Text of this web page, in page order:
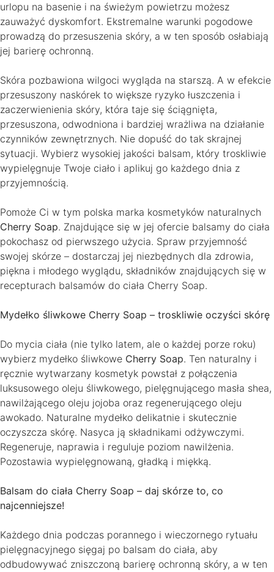
urlopu na basenie i na świeżym powietrzu możesz
zauważyć dyskomfort. Ekstremalne warunki pogodowe
prowadzą do przesuszenia skóry, a w ten sposób osłabiają
jej barierę ochronną.
Skóra pozbawiona wilgoci wygląda na starszą. A w efekcie
przesuszony naskórek to większe ryzyko łuszczenia i
zaczerwienienia skóry, która taje się ściągnięta,
przesuszona, odwodniona i bardziej wrażliwa na działanie
czynników zewnętrznych. Nie dopuść do tak skrajnej
sytuacji. Wybierz wysokiej jakości balsam, który troskliwie
wypielęgnuje Twoje ciało i aplikuj go każdego dnia z
przyjemnością.
Pomoże Ci w tym polska marka kosmetyków naturalnych
Cherry Soap. Znajdujące się w jej ofercie balsamy do ciała
pokochasz od pierwszego użycia. Spraw przyjemność
swojej skórze – dostarczaj jej niezbędnych dla zdrowia,
piękna i młodego wyglądu, składników znajdujących się w
recepturach balsamów do ciała Cherry Soap.
Mydełko śliwkowe Cherry Soap – troskliwie oczyści skórę
Do mycia ciała (nie tylko latem, ale o każdej porze roku)
wybierz mydełko śliwkowe Cherry Soap. Ten naturalny i
ręcznie wytwarzany kosmetyk powstał z połączenia
luksusowego oleju śliwkowego, pielęgnującego masła shea,
nawilżającego oleju jojoba oraz regenerującego oleju
awokado. Naturalne mydełko delikatnie i skutecznie
oczyszcza skórę. Nasyca ją składnikami odżywczymi.
Regeneruje, naprawia i reguluje poziom nawilżenia.
Pozostawia wypielęgnowaną, gładką i miękką.
Balsam do ciała Cherry Soap – daj skórze to, co
najcenniejsze!
Każdego dnia podczas porannego i wieczornego rytuału
pielęgnacyjnego sięgaj po balsam do ciała, aby
odbudowywać zniszczoną barierę ochronną skóry, a w ten